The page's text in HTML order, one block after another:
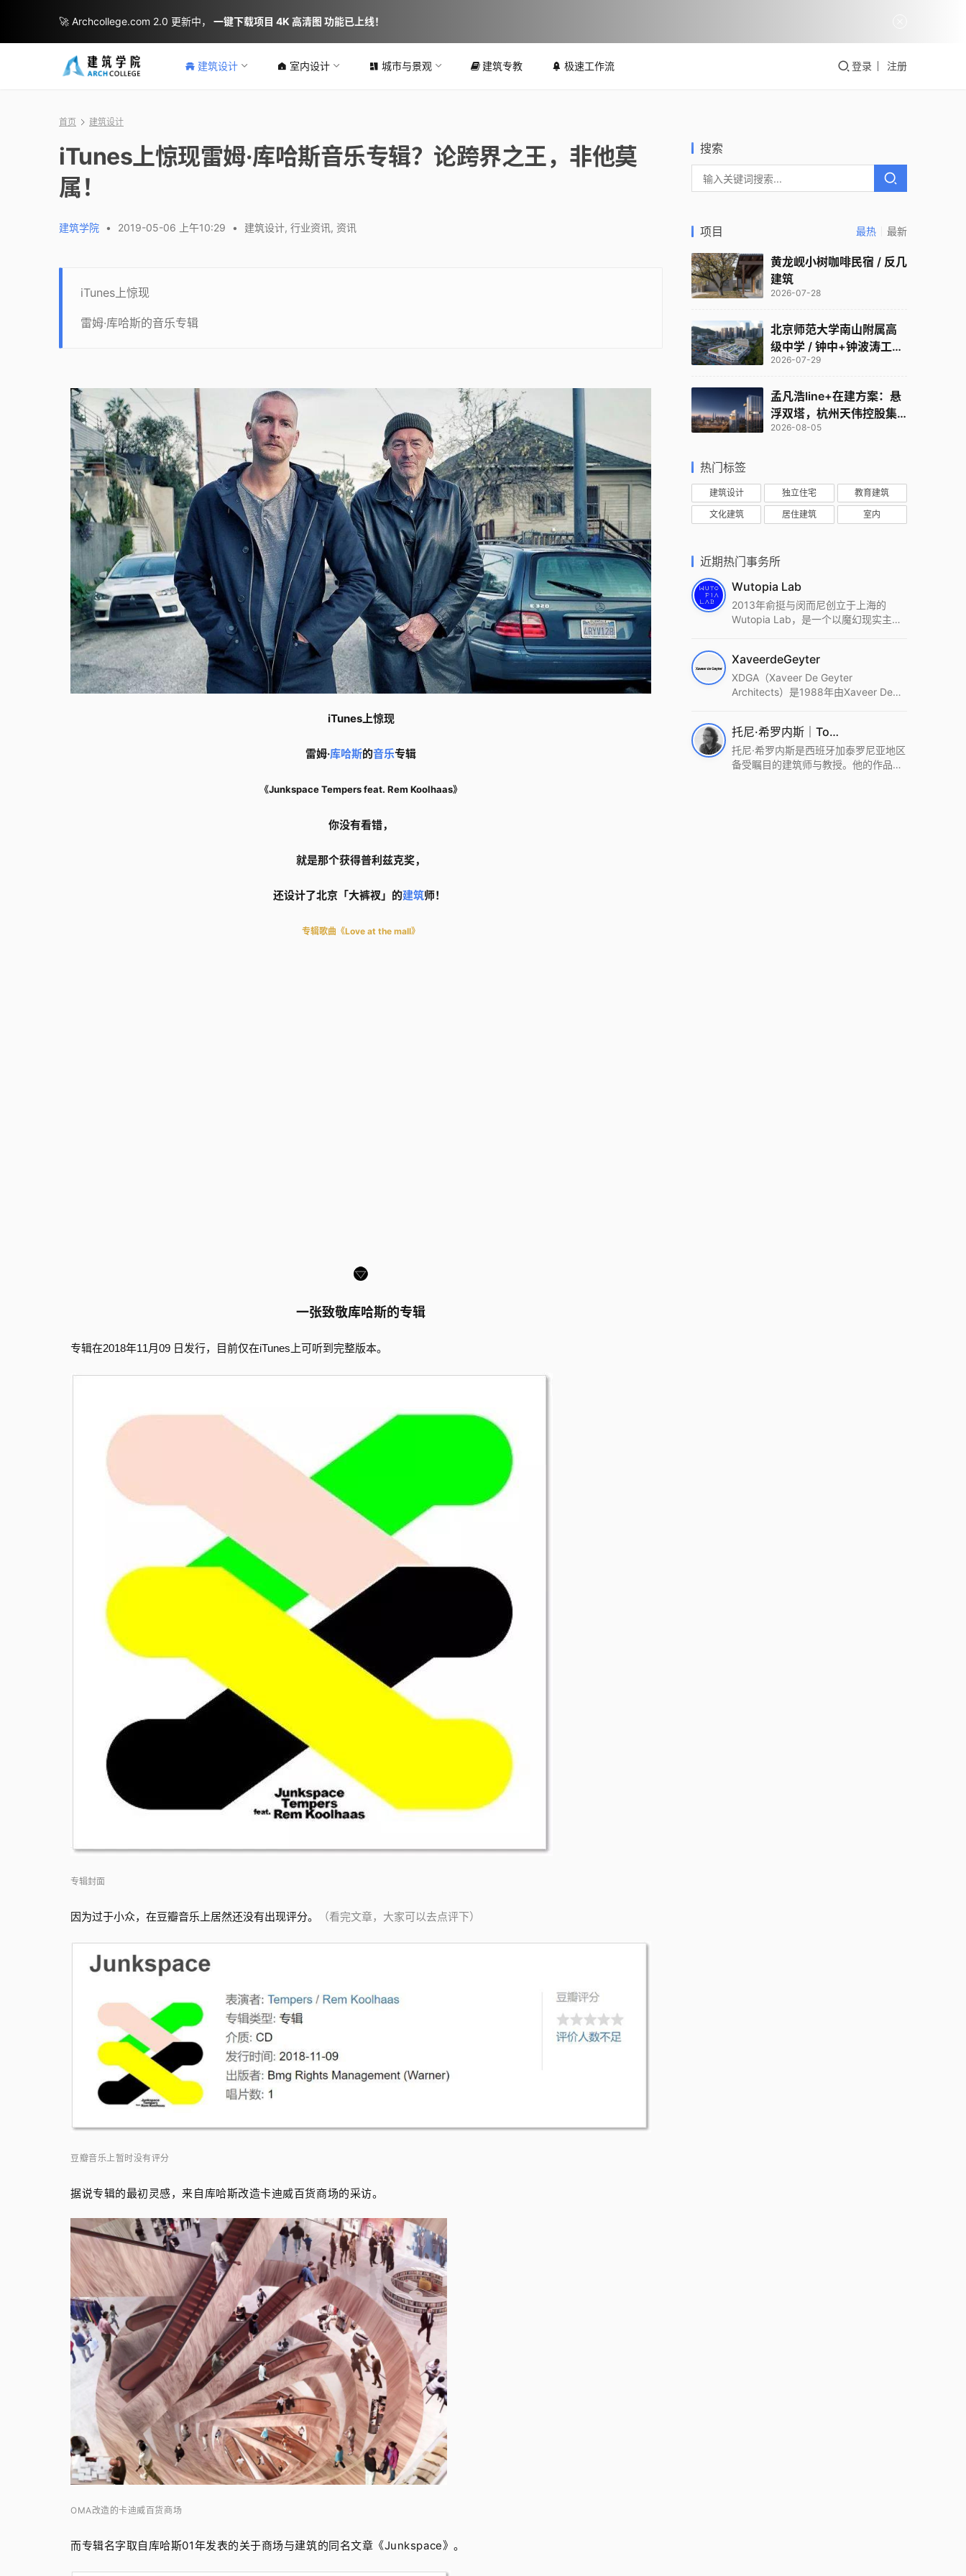
建筑设计 室内设计 城市与景观 建筑专教 极速工作流 登录 注册
首页 建筑设计
iTunes上惊现雷姆·库哈斯音乐专辑？论跨界之王，非他莫
属！
建筑学院 • 2019-05-06 上午10:29 • 建筑设计, 行业资讯, 资讯
iTunes上惊现
雷姆·库哈斯的音乐专辑
iTunes上惊现
雷姆·库哈斯的音乐专辑
《Junkspace Tempers feat. Rem Koolhaas》
你没有看错，
就是那个获得普利兹克奖，
还设计了北京「大裤衩 」的建筑师！
专辑歌曲《Love at the mall》
一张致敬库哈斯的专辑
专辑在2018年11月09 日发行，目前仅在iTunes上可听到完整版本。
专辑封面
因为过于小众，在豆瓣音乐上居然还没有出现评分。 （看完文章，大家可以去点评下）
豆瓣音乐上暂时没有评分
据说专辑的最初灵感，来自库哈斯改造卡迪威百货商场的采访。
OMA改造的卡迪威百货商场
而专辑名字取自库哈斯01年发表的关于商场与建筑的同名文章《Junkspace》。
搜索
项目 最热 最新
黄龙岘小树咖啡民宿 / 反几
建筑
2026-07-28
北京师范大学南山附属高
级中学 / 钟中+钟波涛工作
室
2026-07-29
孟凡浩line+在建方案：悬
浮双塔，杭州天伟控股集
团总部
2026-08-05
热门标签
建筑设计 独立住宅 教育建筑
文化建筑 居住建筑 室内
近期热门事务所
Wutopia Lab
2013年俞挺与闵而尼创立于上海的
Wutopia Lab，是一个以魔幻现实主
统这种新的思维范式为基础，以上海性
和生活性为介入设计的原点，以建筑为
工具，从而推动建筑学和社会学进步。
2022 DFA中获Merit,2021 Architizer
A+ Firm Awards中获Special
Mention：Best Young Firm，2020 IF
XaveerdeGeyter
XDGA（Xaveer De Geyter
Architects）是1988年由Xaveer De
进的设计方法、多元的专业团队和国际
化的作品著称，曾获密斯·凡·德罗奖、
Bigmat奖等多项重要奖项。XDGA主张
托尼·希罗内斯｜Toni Gironès
托尼·希罗内斯是西班牙加泰罗尼亚地区
备受瞩目的建筑师与教授。他的作品深
🚀 Archcollege.com 2.0 更新中， 一键下载项目 4K 高清图 功能已上线！